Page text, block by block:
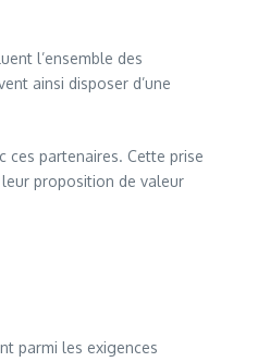
l’ensemble des
ainsi disposer d’une
ces partenaires. Cette prise
proposition de valeur
parmi les exigences